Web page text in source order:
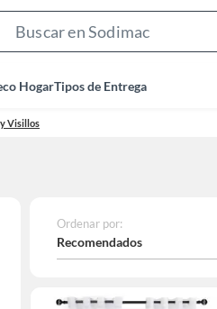
HogarTipos de Entrega
Visillos
Ordenar por:
Recomendados